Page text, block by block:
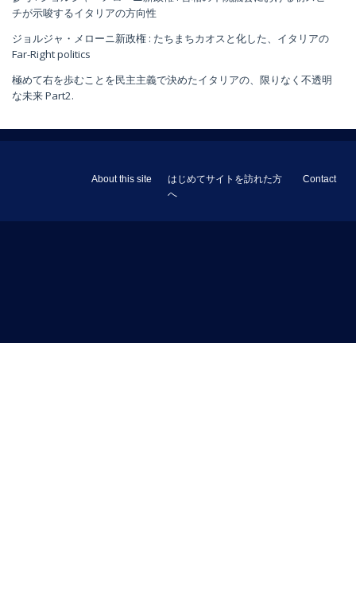
チが示唆するイタリアの方向性
ジョルジャ・メローニ新政権 : たちまちカオスと化した、イタリアの
Far-Right politics
極めて右を歩むことを民主主義で決めたイタリアの、限りなく不透明
な未来 Part2.
About this site
はじめてサイトを訪れた方
へ
Contact